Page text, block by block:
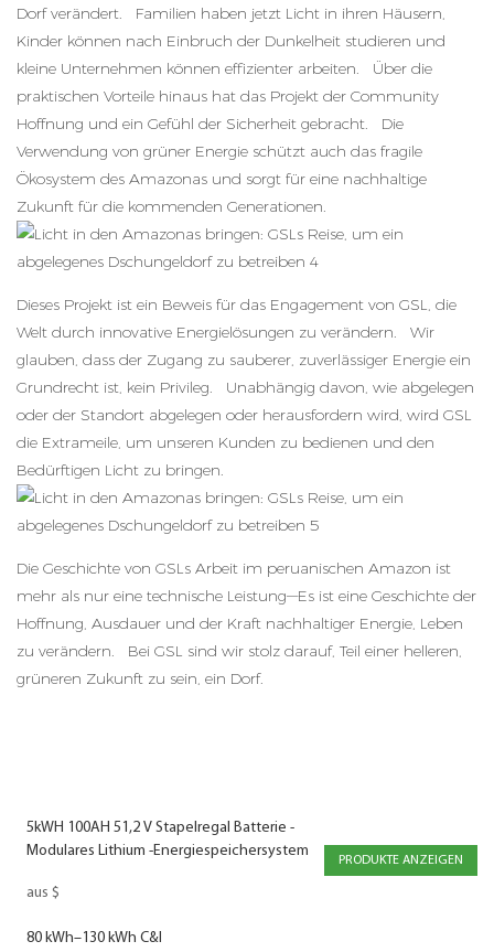
Dorf verändert. Familien haben jetzt Licht in ihren Häusern,
Kinder können nach Einbruch der Dunkelheit studieren und
kleine Unternehmen können effizienter arbeiten. Über die
praktischen Vorteile hinaus hat das Projekt der Community
Hoffnung und ein Gefühl der Sicherheit gebracht. Die
Verwendung von grüner Energie schützt auch das fragile
Ökosystem des Amazonas und sorgt für eine nachhaltige
Zukunft für die kommenden Generationen.
Dieses Projekt ist ein Beweis für das Engagement von GSL, die
Welt durch innovative Energielösungen zu verändern. Wir
glauben, dass der Zugang zu sauberer, zuverlässiger Energie ein
Grundrecht ist, kein Privileg. Unabhängig davon, wie abgelegen
oder der Standort abgelegen oder herausfordern wird, wird GSL
die Extrameile, um unseren Kunden zu bedienen und den
Bedürftigen Licht zu bringen.
Die Geschichte von GSLs Arbeit im peruanischen Amazon ist
mehr als nur eine technische Leistung—Es ist eine Geschichte der
Hoffnung, Ausdauer und der Kraft nachhaltiger Energie, Leben
zu verändern. Bei GSL sind wir stolz darauf, Teil einer helleren,
grüneren Zukunft zu sein, ein Dorf.
5kWH 100AH 51,2 V Stapelregal Batterie -
Modulares Lithium -Energiespeichersystem
aus $
PRODUKTE ANZEIGEN
80 kWh–130 kWh C&I